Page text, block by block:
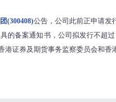
(300408)公告，公司此前正申请发
的备案通知书，公司拟发行不超
港证券及期货事务监察委员会和香